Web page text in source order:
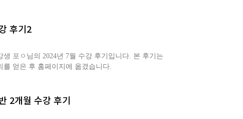
후기2
포ㅇ님의 2024년 7월 수강 후기입니다. 본 후기는
얻은 후 홈페이지에 옮겼습니다.
2개월 수강 후기